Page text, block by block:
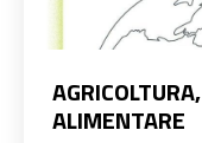
ALIMENTARE